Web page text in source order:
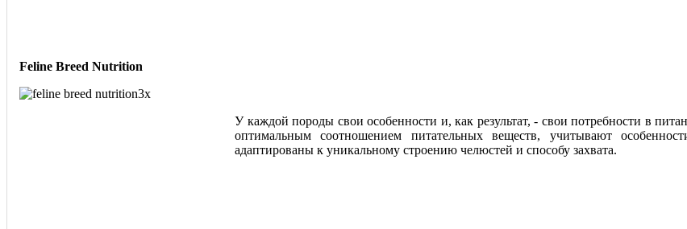
Feline Breed Nutrition
У каждой породы свои особенности и, как результат, - свои потребности в
оптимальным соотношением питательных веществ, учитывают
адаптированы к уникальному строению челюстей и способу захвата.